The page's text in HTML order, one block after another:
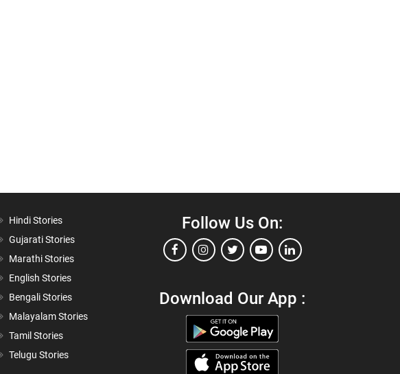
Hindi Stories
Gujarati Stories
Marathi Stories
English Stories
Bengali Stories
Malayalam Stories
Tamil Stories
Telugu Stories
Follow Us On:
Download Our App :